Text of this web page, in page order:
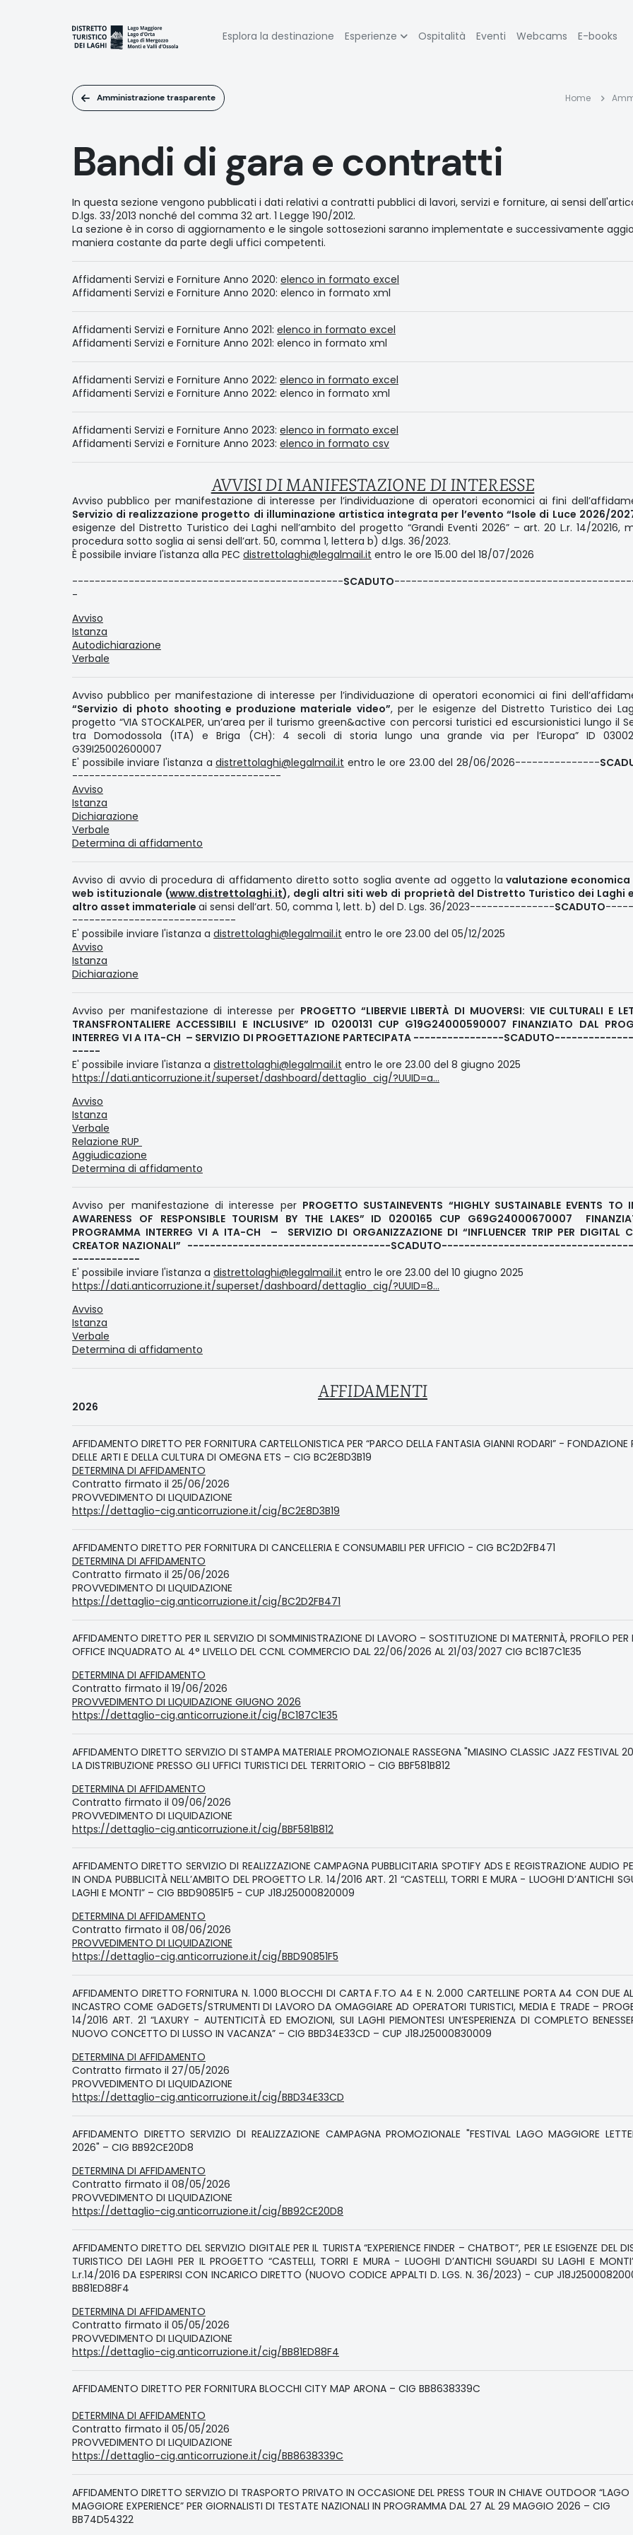
Navigazione
principale
Esplora la destinazione Esperienze Ospitalità Eventi Webcams E-books
Amministrazione trasparente Home
Bandi di gara e contratti
In questa sezione vengono pubblicati i dati relativi a contratti pubblici di lavori, servizi e forniture, ai sensi
D.lgs. 33/2013 nonché del comma 32 art. 1 Legge 190/2012.
La sezione è in corso di aggiornamento e le singole sottosezioni saranno implementate e successivamente
maniera costante da parte degli uffici competenti.
Affidamenti Servizi e Forniture Anno 2020: elenco in formato excel
Affidamenti Servizi e Forniture Anno 2020: elenco in formato xml
Affidamenti Servizi e Forniture Anno 2021: elenco in formato excel
Affidamenti Servizi e Forniture Anno 2021: elenco in formato xml
Affidamenti Servizi e Forniture Anno 2022: elenco in formato excel
Affidamenti Servizi e Forniture Anno 2022: elenco in formato xml
Affidamenti Servizi e Forniture Anno 2023: elenco in formato excel
Affidamenti Servizi e Forniture Anno 2023: elenco in formato csv
AVVISI DI MANIFESTAZIONE DI INTERESSE
Avviso pubblico per manifestazione di interesse per l’individuazione di operatori economici ai fini
Servizio di realizzazione progetto di illuminazione artistica integrata per l’evento “Isole di Luce 2026/
esigenze del Distretto Turistico dei Laghi nell’ambito del progetto “Grandi Eventi 2026” – art. 20 L.r. 14/20216,
procedura sotto soglia ai sensi dell’art. 50, comma 1, lettera b) d.lgs. 36/2023.
È possibile inviare l'istanza alla PEC distrettolaghi@legalmail.it entro le ore 15.00 del 18/07/2026
------------------------------------------------SCADUTO
-
Avviso
Istanza
Autodichiarazione
Verbale
Avviso pubblico per manifestazione di interesse per l’individuazione di operatori economici ai fini
“Servizio di photo shooting e produzione materiale video”, per le esigenze del Distretto Turistico dei
progetto “VIA STOCKALPER, un’area per il turismo green&active con percorsi turistici ed escursionistici lungo il
tra Domodossola (ITA) e Briga (CH): 4 secoli di storia lungo una grande via per l’Europa” ID
G39I25002600007
E' possibile inviare l'istanza adistrettolaghi@legalmail.it entro le ore 23.00 del 28/06/2026---------------
-------------------------------------
Avviso
Istanza
Dichiarazione
Verbale
Determina di affidamento
Avviso di avvio di procedura di affidamento diretto sotto soglia avente ad oggetto la valutazione
web istituzionale (www.distrettolaghi.it), degli altri siti web di proprietà del Distretto Turistico dei Laghi
altro asset immateriale ai sensi dell’art. 50, comma 1, lett. b) del D. Lgs. 36/2023---------------SCADUTO
-----------------------------
E' possibile inviare l'istanza a distrettolaghi@legalmail.it entro le ore 23.00 del 05/12/2025
Avviso
Istanza
Dichiarazione
Avviso per manifestazione di interesse per PROGETTO “LIBERVIE LIBERTÀ DI MUOVERSI: VIE CULTURALI E
TRANSFRONTALIERE ACCESSIBILI E INCLUSIVE” ID 0200131 CUP G19G24000590007 FINANZIATO DAL
INTERREG VI A ITA-CH – SERVIZIO DI PROGETTAZIONE PARTECIPATA ----------------
-----
E' possibile inviare l'istanza a distrettolaghi@legalmail.it entro le ore 23.00 del 8 giugno 2025
https://dati.anticorruzione.it/superset/dashboard/dettaglio_cig/?UUID=a…
Avviso
Istanza
Verbale
Relazione RUP
Aggiudicazione
Determina di affidamento
Avviso per manifestazione di interesse per PROGETTO SUSTAINEVENTS “HIGHLY SUSTAINABLE EVENTS TO
AWARENESS OF RESPONSIBLE TOURISM BY THE LAKES” ID 0200165 CUP G69G24000670007
PROGRAMMA INTERREG VI A ITA-CH – SERVIZIO DI ORGANIZZAZIONE DI “INFLUENCER TRIP PER DIGITAL
CREATOR NAZIONALI” ------------------------------------
------------
E' possibile inviare l'istanza a distrettolaghi@legalmail.it entro le ore 23.00 del 10 giugno 2025
https://dati.anticorruzione.it/superset/dashboard/dettaglio_cig/?UUID=8…
Avviso
Istanza
Verbale
Determina di affidamento
AFFIDAMENTI
2026
AFFIDAMENTO DIRETTO PER FORNITURA CARTELLONISTICA PER “PARCO DELLA FANTASIA GIANNI RODARI” - FONDAZIONE
DELLE ARTI E DELLA CULTURA DI OMEGNA ETS – CIG BC2E8D3B19
DETERMINA DI AFFIDAMENTO
Contratto firmato il 25/06/2026
PROVVEDIMENTO DI LIQUIDAZIONE
https://dettaglio-cig.anticorruzione.it/cig/BC2E8D3B19
AFFIDAMENTO DIRETTO PER FORNITURA DI CANCELLERIA E CONSUMABILI PER UFFICIO - CIG BC2D2FB471
DETERMINA DI AFFIDAMENTO
Contratto firmato il 25/06/2026
PROVVEDIMENTO DI LIQUIDAZIONE
https://dettaglio-cig.anticorruzione.it/cig/BC2D2FB471
AFFIDAMENTO DIRETTO PER IL SERVIZIO DI SOMMINISTRAZIONE DI LAVORO – SOSTITUZIONE DI MATERNITÀ, PROFILO PER
OFFICE INQUADRATO AL 4° LIVELLO DEL CCNL COMMERCIO DAL 22/06/2026 AL 21/03/2027 CIG BC187C1E35
DETERMINA DI AFFIDAMENTO
Contratto firmato il 19/06/2026
PROVVEDIMENTO DI LIQUIDAZIONE GIUGNO 2026
https://dettaglio-cig.anticorruzione.it/cig/BC187C1E35
AFFIDAMENTO DIRETTO SERVIZIO DI STAMPA MATERIALE PROMOZIONALE RASSEGNA "MIASINO CLASSIC JAZZ FESTIVAL
LA DISTRIBUZIONE PRESSO GLI UFFICI TURISTICI DEL TERRITORIO – CIG BBF581B812
DETERMINA DI AFFIDAMENTO
Contratto firmato il 09/06/2026
PROVVEDIMENTO DI LIQUIDAZIONE
https://dettaglio-cig.anticorruzione.it/cig/BBF581B812
AFFIDAMENTO DIRETTO SERVIZIO DI REALIZZAZIONE CAMPAGNA PUBBLICITARIA SPOTIFY ADS E REGISTRAZIONE AUDIO
IN ONDA PUBBLICITÀ NELL’AMBITO DEL PROGETTO L.R. 14/2016 ART. 21 “CASTELLI, TORRI E MURA - LUOGHI D’ANTICHI
LAGHI E MONTI” – CIG BBD90851F5 - CUP J18J25000820009
DETERMINA DI AFFIDAMENTO
Contratto firmato il 08/06/2026
PROVVEDIMENTO DI LIQUIDAZIONE
https://dettaglio-cig.anticorruzione.it/cig/BBD90851F5
AFFIDAMENTO DIRETTO FORNITURA N. 1.000 BLOCCHI DI CARTA F.TO A4 E N. 2.000 CARTELLINE PORTA A4 CON DUE
INCASTRO COME GADGETS/STRUMENTI DI LAVORO DA OMAGGIARE AD OPERATORI TURISTICI, MEDIA E TRADE –
14/2016 ART. 21 “LAXURY - AUTENTICITÀ ED EMOZIONI, SUI LAGHI PIEMONTESI UN’ESPERIENZA DI COMPLETO
NUOVO CONCETTO DI LUSSO IN VACANZA” – CIG BBD34E33CD – CUP J18J25000830009
DETERMINA DI AFFIDAMENTO
Contratto firmato il 27/05/2026
PROVVEDIMENTO DI LIQUIDAZIONE
https://dettaglio-cig.anticorruzione.it/cig/BBD34E33CD
AFFIDAMENTO DIRETTO SERVIZIO DI REALIZZAZIONE CAMPAGNA PROMOZIONALE "FESTIVAL LAGO MAGGIORE
2026" – CIG BB92CE20D8
DETERMINA DI AFFIDAMENTO
Contratto firmato il 08/05/2026
PROVVEDIMENTO DI LIQUIDAZIONE
https://dettaglio-cig.anticorruzione.it/cig/BB92CE20D8
AFFIDAMENTO DIRETTO DEL SERVIZIO DIGITALE PER IL TURISTA “EXPERIENCE FINDER – CHATBOT”, PER LE ESIGENZE DEL
TURISTICO DEI LAGHI PER IL PROGETTO “CASTELLI, TORRI E MURA - LUOGHI D’ANTICHI SGUARDI SU LAGHI E
L.r.14/2016 DA ESPERIRSI CON INCARICO DIRETTO (NUOVO CODICE APPALTI D. LGS. N. 36/2023) - CUP
BB81ED88F4
DETERMINA DI AFFIDAMENTO
Contratto firmato il 05/05/2026
PROVVEDIMENTO DI LIQUIDAZIONE
https://dettaglio-cig.anticorruzione.it/cig/BB81ED88F4
AFFIDAMENTO DIRETTO PER FORNITURA BLOCCHI CITY MAP ARONA – CIG BB8638339C
DETERMINA DI AFFIDAMENTO
Contratto firmato il 05/05/2026
PROVVEDIMENTO DI LIQUIDAZIONE
https://dettaglio-cig.anticorruzione.it/cig/BB8638339C
AFFIDAMENTO DIRETTO SERVIZIO DI TRASPORTO PRIVATO IN OCCASIONE DEL PRESS TOUR IN CHIAVE OUTDOOR “LAGO
MAGGIORE EXPERIENCE” PER GIORNALISTI DI TESTATE NAZIONALI IN PROGRAMMA DAL 27 AL 29 MAGGIO 2026 – CIG
BB74D54322